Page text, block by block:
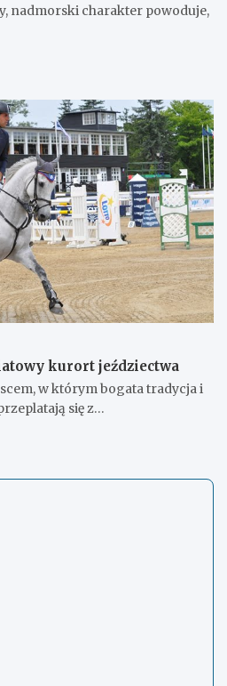
nadmorski charakter powoduje,
kurort jeździectwa
w którym bogata tradycja i
się z…